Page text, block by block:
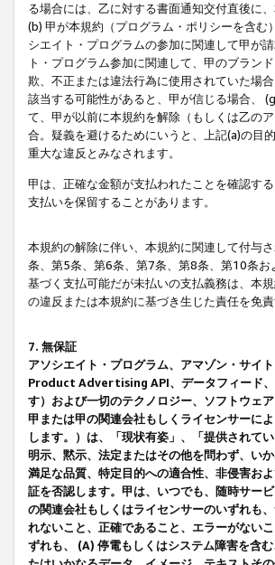
る場合には、乙に対する書面通知交付直後に
(b) 甲が本規約（プログラム・ポリシーを含
シエイト・プログラムの参加に関連して甲が
ト・プログラム参加に関連して、甲のブラン
欺、不正または違法行為に使用されていた場
該当する可能性があると、甲が信じる場合、
て、甲が以前に本規約を解除（もしくは乙の
合。疑義を避けるためにいうと、上記(a)の目
重大な違反とみなされます。
甲は、正確な金額が支払われたことを確認す
支払いを保留することがあります。
本規約の解除に伴い、本規約に関連して付与
条、第5条、第6条、第7条、第8条、第10条
基づく支払可能だが未払いの支払義務は、本
の違反または本規約に基づき生じた責任を免
7. 無保証
アソシエイト・プログラム、アマゾン・サイ
Product Advertising API、データフィード、
す）および一切のテクノロジー、ソフトウェ
甲または甲の関連会社もしくライセンサーに
します。）は、「現状有姿」、「提供されて
明示、黙示、法定またはその他を問わず、い
満足な品質、特定目的への適合性、非侵害お
証を否認します。甲は、いつでも、随時サー
の関連会社もしくはライセンサーのいずれも
れないこと、正確であること、エラーがない
ずれも、 (A) 停電もしくはシステム障害を含